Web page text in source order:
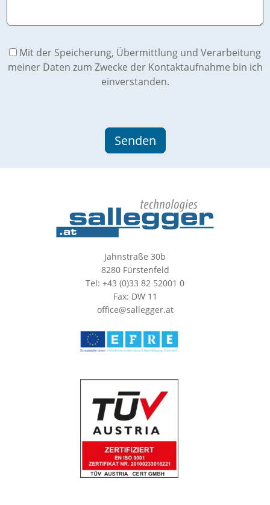
Mit der Speicherung, Übermittlung und Verarbeitung
meiner Daten zum Zwecke der Kontaktaufnahme bin ich
einverstanden.
Jahnstraße 30b
8280 Fürstenfeld
Tel: +43 (0)33 82 52001 0
Fax: DW 11
office@sallegger.at